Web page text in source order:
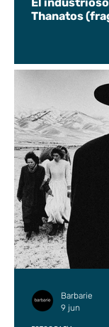
Thanatos
Barbarie
9 jun